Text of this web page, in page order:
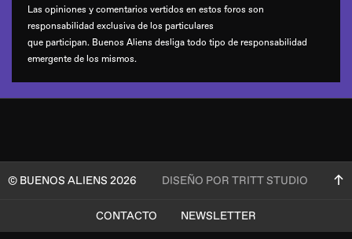
Las opiniones y comentarios vertidos en estos foros son
responsabilidad exclusiva de los particulares
que participan. Buenos Aliens desliga todo tipo de responsabilidad
emergente de los mismos.
© BUENOS ALIENS 2026 DISEÑO POR TRITT STUDIO
CONTACTO
NEWSLETTER